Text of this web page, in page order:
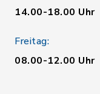
14.00-18.00 Uhr
Freitag:
08.00-12.00 Uhr